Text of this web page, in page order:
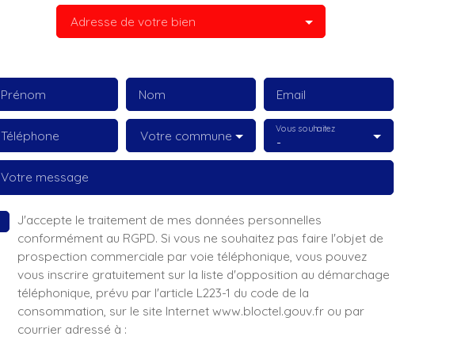
Adresse de votre bien
Prénom Nom Email
Téléphone Votre commune -
Vous souhaitez
Votre message
J'accepte le traitement de mes données personnelles
conformément au RGPD. Si vous ne souhaitez pas faire l'objet de
prospection commerciale par voie téléphonique, vous pouvez
vous inscrire gratuitement sur la liste d'opposition au démarchage
téléphonique, prévu par l'article L223-1 du code de la
consommation, sur le site Internet www.bloctel.gouv.fr ou par
courrier adressé à :